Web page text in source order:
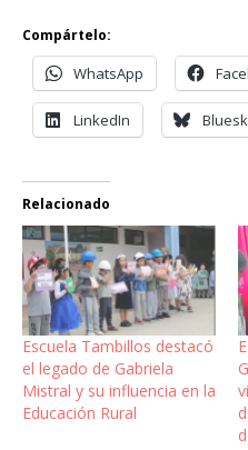
Compártelo:
WhatsApp
LinkedIn
Relacionado
Escuela Tambillos destacó
el legado de Gabriela
Mistral y su influencia en la
Educación Rural